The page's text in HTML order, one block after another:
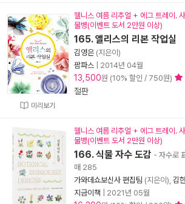
미리보기
웰니스 여름 리추얼 + 에그 트레이.
물병(이벤트 도서 2만원 이상)
165. 앨리스의 리본 작업실
김영은 (지은이)
팜파스
2014년 04월
13,500원 (10% 할인 / 750원)
절판
웰니스 여름 리추얼 + 에그 트레이.
물병(이벤트 도서 2만원 이상)
166. 식물 자수 도감 - 자수로
매 285
가와데쇼보신사 편집팀 (지은이), 김
지금이책
2021년 05월